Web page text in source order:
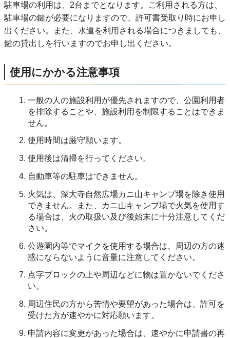
駐車場の利用は、2台までとなります。ご利用される方は、
駐車場の鍵が必要になりますので、許可書受取り時にお申し
出ください。また、水道を利用される場合につきましても、
鍵の貸出しを行いますのでお申し出ください。
使用にかかる注意事項
一般の人の施設利用が優先されますので、公園利用者
を排除することや、施設利用を制限することはできま
せん。
使用時間は厳守願います。
使用後は清掃を行ってください。
自動車等の駐車はできません。
火気は、深大寺自然広場カニ山キャンプ場を除き使用
できません。また、カニ山キャンプ場で火気を使用す
る場合は、火の取扱い及び後始末に十分注意してくだ
さい。
公遊園内等でマイクを使用する場合は、周辺の方の迷
惑にならないように音量に注意してください。
点字ブロックの上や周辺などに物は置かないでくださ
い。
周辺住民の方から苦情や要望があった場合は、許可を
受けた方が速やかに対応願います。
申請内容に変更があった場合は、速やかに申請書の再